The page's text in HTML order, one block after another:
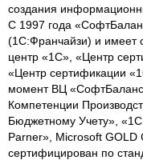
создания
С 1997 года
(1С:Франчайзи) и имеет
центр «1С», «Центр
«Центр сертификации
момент ВЦ
Компетенции
Бюджетному Учету»,
Parner», Microsoft
сертифицирован по